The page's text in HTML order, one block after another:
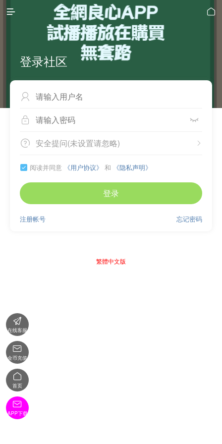
 
登录社区

 
 
安全提问(未设置请忽略)
 阅读并同意 《用户协议》 和 《隐私声明》
登录
忘记密码
注册帐号
繁體中文版

在线客服

金币充值

首页

APP下载